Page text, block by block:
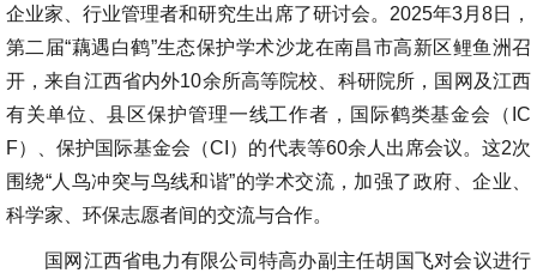
企业家、行业管理者和研究生出席了研讨会。2025年3月8日，
第二届“藕遇白鹤”生态保护学术沙龙在南昌市高新区鲤鱼洲召
开，来自江西省内外10余所高等院校、科研院所，国网及江西
有关单位、县区保护管理一线工作者，国际鹤类基金会（IC
F）、保护国际基金会（CI）的代表等60余人出席会议。这2次
围绕“人鸟冲突与鸟线和谐”的学术交流，加强了政府、企业、
科学家、环保志愿者间的交流与合作。
国网江西省电力有限公司特高办副主任胡国飞对会议进行